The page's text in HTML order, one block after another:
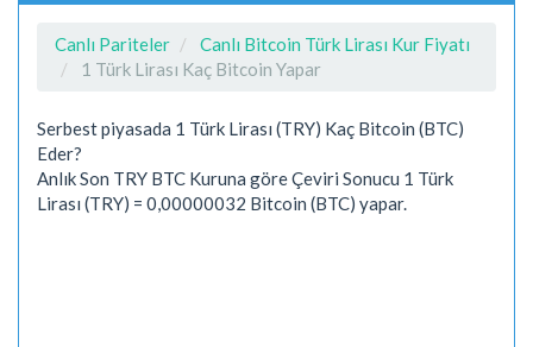
Canlı Pariteler
Canlı Bitcoin Türk Lirası Kur Fiyatı
1 Türk Lirası Kaç Bitcoin Yapar
Serbest piyasada 1 Türk Lirası (TRY) Kaç Bitcoin (BTC)
Eder?
Anlık Son TRY BTC Kuruna göre Çeviri Sonucu 1 Türk
Lirası (TRY) = 0,00000032 Bitcoin (BTC) yapar.